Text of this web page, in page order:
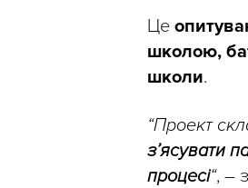
Це
школою,
школи.
“Проект
з’ясувати
процесі“, –